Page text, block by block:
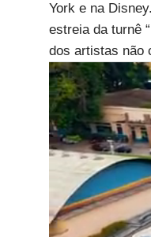
York e na
estreia da turnê
dos artistas não